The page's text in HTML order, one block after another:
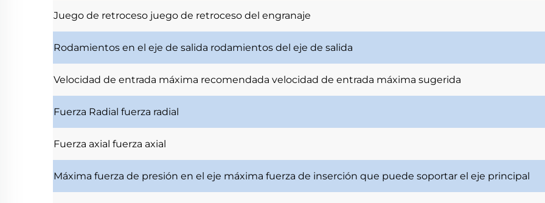
Juego de retroceso juego de retroceso del engranaje
Rodamientos en el eje de salida rodamientos del eje de salida
Velocidad de entrada máxima recomendada velocidad de entrada máxima sugerida
Fuerza Radial fuerza radial
Fuerza axial fuerza axial
Máxima fuerza de presión en el eje máxima fuerza de inserción que puede soportar el eje principal